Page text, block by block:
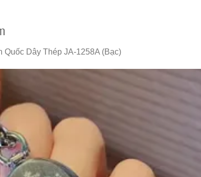
Dây Thép JA-1258A (Bạc)